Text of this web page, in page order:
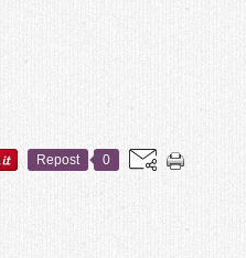
Repost 0